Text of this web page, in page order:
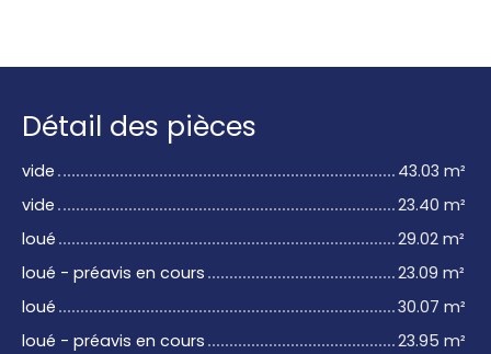
Détail des pièces
vide
43.03 m²
vide
23.40 m²
loué
29.02 m²
loué - préavis en cours
23.09 m²
loué
30.07 m²
loué - préavis en cours
23.95 m²